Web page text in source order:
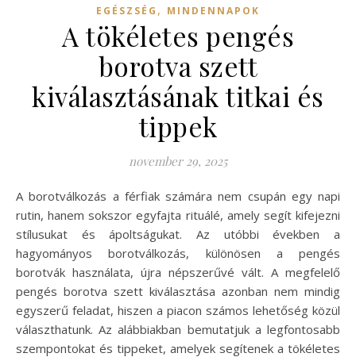
EGÉSZSÉG , MINDENNAPOK
A tökéletes pengés
borotva szett
kiválasztásának titkai és
tippek
november 29, 2025
A borotválkozás a férfiak számára nem csupán egy napi
rutin, hanem sokszor egyfajta rituálé, amely segít kifejezni
stílusukat és ápoltságukat. Az utóbbi években a
hagyományos borotválkozás, különösen a pengés
borotvák használata, újra népszerűvé vált. A megfelelő
pengés borotva szett kiválasztása azonban nem mindig
egyszerű feladat, hiszen a piacon számos lehetőség közül
választhatunk. Az alábbiakban bemutatjuk a legfontosabb
szempontokat és tippeket, amelyek segítenek a tökéletes